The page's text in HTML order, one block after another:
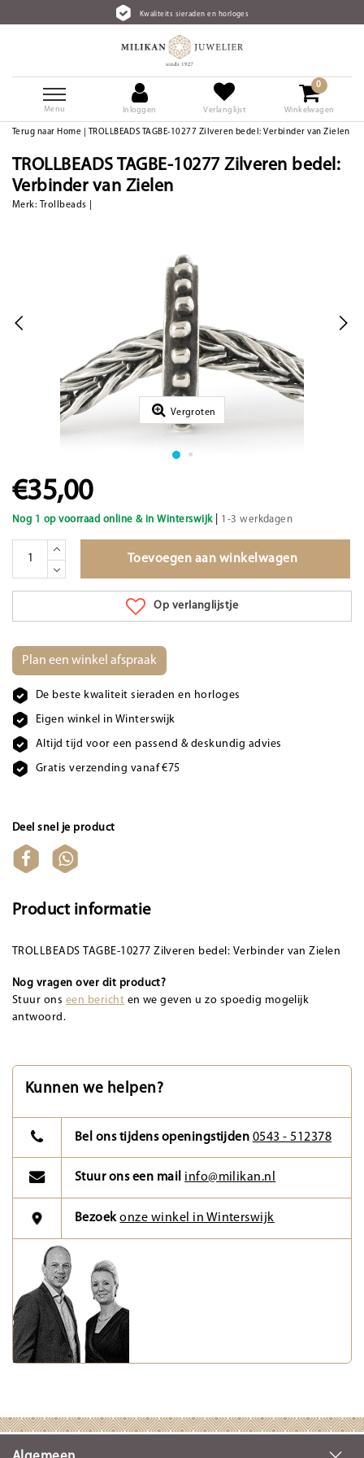
Kwaliteits sieraden en horloges
Menu Inloggen Verlanglijst
0
Winkelwagen
Terug naar Home TROLLBEADS TAGBE-10277 Zilveren bedel: Verbinder van Zielen
TROLLBEADS TAGBE-10277 Zilveren bedel:
Verbinder van Zielen
Merk: Trollbeads
Vergroten
€35,00
Nog 1 op voorraad online & in Winterswijk| 1-3 werkdagen
Toevoegen aan winkelwagen
Op verlanglijstje
Plan een winkel afspraak
De beste kwaliteit sieraden en horloges
Eigen winkel in Winterswijk
Altijd tijd voor een passend & deskundig advies
Gratis verzending vanaf €75
Deel snel je product
Product informatie
TROLLBEADS TAGBE-10277 Zilveren bedel: Verbinder van Zielen
Nog vragen over dit product?
Stuur ons een bericht en we geven u zo spoedig mogelijk
antwoord.
Kunnen we helpen?
Bel ons tijdens openingstijden 0543 - 512378
Stuur ons een mail info@milikan.nl
Bezoekonze winkel in Winterswijk